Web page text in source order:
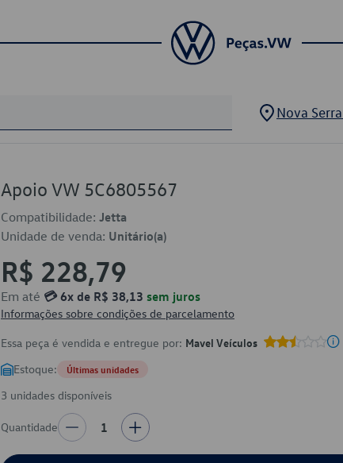
Nova
Apoio VW 5C6805567
Compatibilidade: Jetta
Unidade de venda: Unitário(a)
R$ 228,79
Em até 💳 6x de R$ 38,13 sem juros
Informações sobre condições de parcelamento
Essa peça é vendida e entregue por: Mavel Veículos
Estoque: Últimas unidades
3 unidades disponíveis
Quantidade 1